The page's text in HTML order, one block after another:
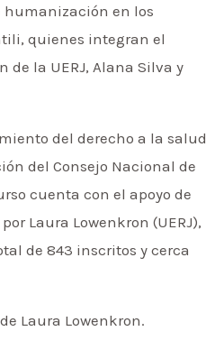
humanización en los
quienes integran el
de la UERJ, Alana Silva y
del derecho a la salud
del Consejo Nacional de
cuenta con el apoyo de
Laura Lowenkron (UERJ),
de 843 inscritos y cerca
Laura Lowenkron.